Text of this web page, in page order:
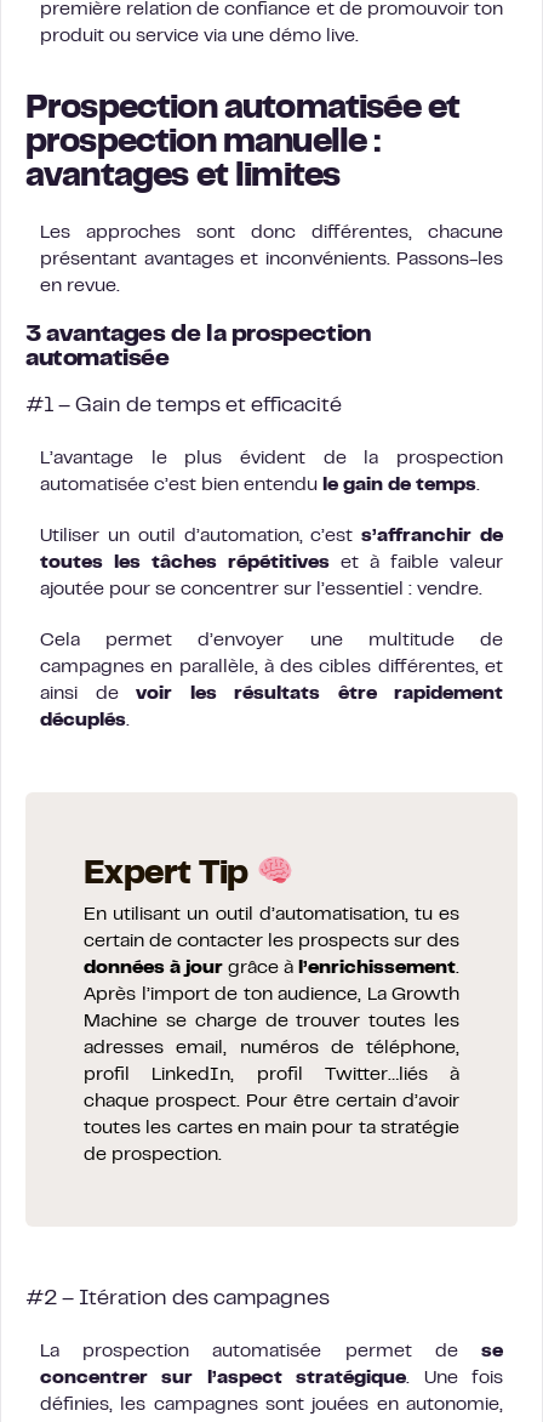
première relation de confiance et de promouvoir ton
produit ou service via une démo live.
Prospection automatisée et
prospection manuelle :
avantages et limites
Les approches sont donc différentes, chacune
présentant avantages et inconvénients. Passons-les
en revue.
3 avantages de la prospection
automatisée
#1 – Gain de temps et efficacité
L’avantage le plus évident de la prospection
automatisée c’est bien entendu le gain de temps.
Utiliser un outil d’automation, c’ests’affranchir de
toutes les tâches répétitives et à faible valeur
ajoutée pour se concentrer sur l’essentiel : vendre.
Cela permet d’envoyer une multitude de
campagnes en parallèle, à des cibles différentes, et
ainsi de voir les résultats être rapidement
décuplés.
Expert Tip
En utilisant un outil d’automatisation, tu es
certain de contacter les prospects sur des
données à jour grâce à l’enrichissement.
Après l’import de ton audience, La Growth
Machine se charge de trouver toutes les
adresses email, numéros de téléphone,
profil LinkedIn, profil Twitter…liés à
chaque prospect. Pour être certain d’avoir
toutes les cartes en main pour ta stratégie
de prospection.
#2 – Itération des campagnes
La prospection automatisée permet de se
concentrer sur l’aspect stratégique. Une fois
définies, les campagnes sont jouées en autonomie,